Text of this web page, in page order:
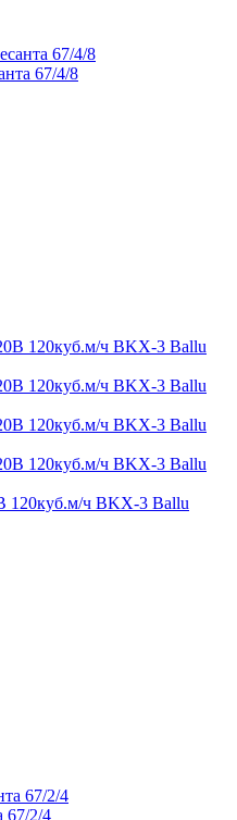
67/4/8
120куб.м/ч BKX-3 Ballu
67/2/4